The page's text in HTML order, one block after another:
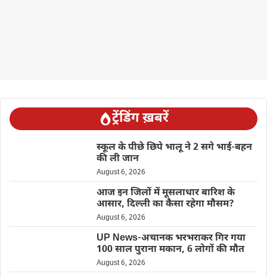
ट्रेंडिंग ख़बरें
स्कूल के पीछे छिपे भालू ने 2 सगे भाई-बहन
की ली जान
August 6, 2026
आज इन जिलों में मूसलाधार बारिश के
आसार, दिल्ली का कैसा रहेगा मौसम?
August 6, 2026
UP News-अचानक भरभराकर गिर गया
100 साल पुराना मकान, 6 लोगों की मौत
August 6, 2026